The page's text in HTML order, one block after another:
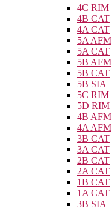
4C RIM
4B CAT
4A CAT
5A AFM
5A CAT
5B AFM
5B CAT
5B SIA
5C RIM
5D RIM
4B AFM
4A AFM
3B CAT
3A CAT
2B CAT
2A CAT
1B CAT
1A CAT
3B SIA